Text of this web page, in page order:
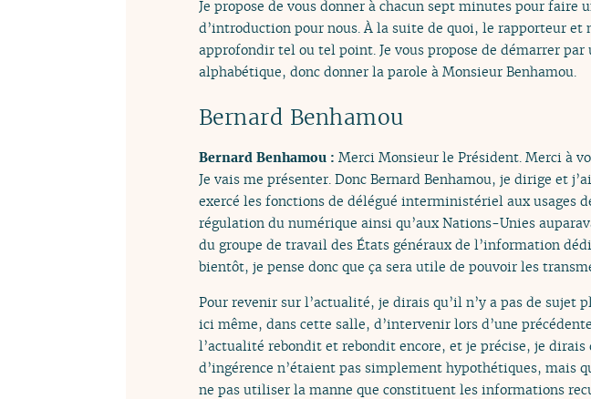
Je propose de vous donner à chacun sept minutes pour
d’introduction pour nous. À la suite de quoi, le rapporteur et
approfondir tel ou tel point. Je vous propose de démarrer
alphabétique, donc donner la parole à Monsieur Benhamou.
Bernard Benhamou
Bernard Benhamou : Merci Monsieur le Président. Merci à
Je vais me présenter. Donc Bernard Benhamou, je dirige et
exercé les fonctions de délégué interministériel aux usages
régulation du numérique ainsi qu’aux Nations-Unies
du groupe de travail des États généraux de l’information
bientôt, je pense donc que ça sera utile de pouvoir les
Pour revenir sur l’actualité, je dirais qu’il n’y a pas de sujet
ici même, dans cette salle, d’intervenir lors d’une
l’actualité rebondit et rebondit encore, et je précise, je dirais
d’ingérence n’étaient pas simplement hypothétiques, mais
ne pas utiliser la manne que constituent les informations